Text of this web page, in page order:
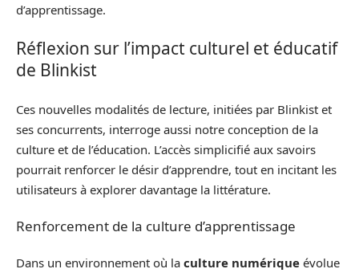
d’apprentissage.
Réflexion sur l’impact culturel et éducatif
de Blinkist
Ces nouvelles modalités de lecture, initiées par Blinkist et
ses concurrents, interroge aussi notre conception de la
culture et de l’éducation. L’accès simplicifié aux savoirs
pourrait renforcer le désir d’apprendre, tout en incitant les
utilisateurs à explorer davantage la littérature.
Renforcement de la culture d’apprentissage
Dans un environnement où la culture numérique évolue